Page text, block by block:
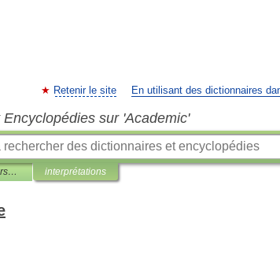
Retenir le site En utilisant des dictionnaires
sur 'Academic'
Encyclopédie Universelle interprétations